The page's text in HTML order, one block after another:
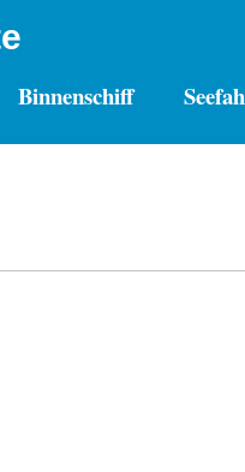
Binnenschiff